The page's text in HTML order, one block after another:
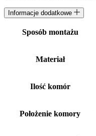
Informacje dodatkowe
Sposób montażu
Materiał
Ilość komór
Położenie komory